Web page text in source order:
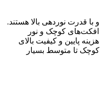
قدرت نوردهی بالا هستند.
افکت‌های کوچک و نور
پایین و کیفیت بالای
کوچک تا متوسط بسیار